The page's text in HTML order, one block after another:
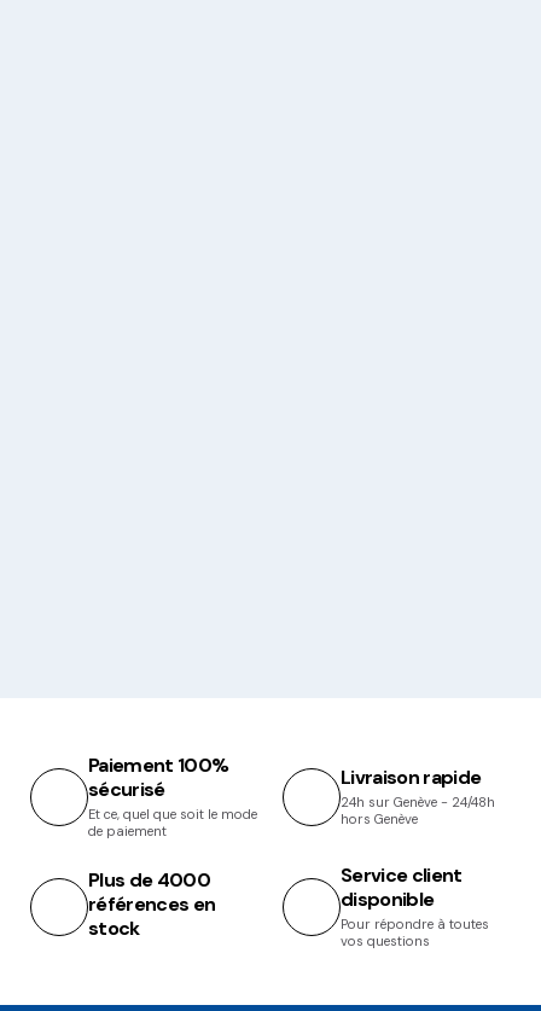
Paiement 100%
sécurisé
Et ce, quel que soit le mode
de paiement
Livraison rapide
24h sur Genève - 24/48h
hors Genève
Plus de 4000
références en
stock
Service client
disponible
Pour répondre à toutes
vos questions